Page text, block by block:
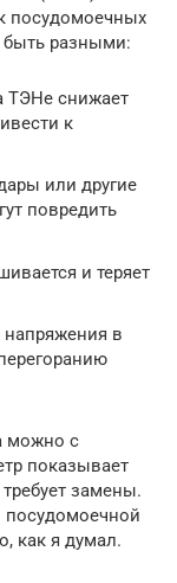
посудомоечных
разными:
ТЭНе снижает
к
или другие
повредить
и теряет
в
можно с
показывает
замены.
как я думал.